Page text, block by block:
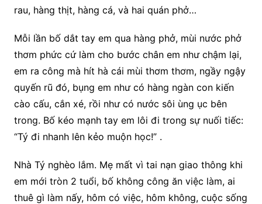
rau, hàng thịt, hàng cá, và hai quán phở…
Mỗi lần bố dắt tay em qua hàng phở, mùi nước phở
thơm phức cứ làm cho bước chân em như chậm lại,
em ra công mà hít hà cái mùi thơm thơm, ngầy ngậy
quyến rũ đó, bụng em như có hàng ngàn con kiến
cào cấu, cắn xé, rồi như có nước sôi ùng ục bên
trong. Bố kéo mạnh tay em lôi đi trong sự nuối tiếc:
“Tý đi nhanh lên kẻo muộn học!” .
Nhà Tý nghèo lắm. Mẹ mất vì tai nạn giao thông khi
em mới tròn 2 tuổi, bố không công ăn việc làm, ai
thuê gì làm nấy, hôm có việc, hôm không, cuộc sống